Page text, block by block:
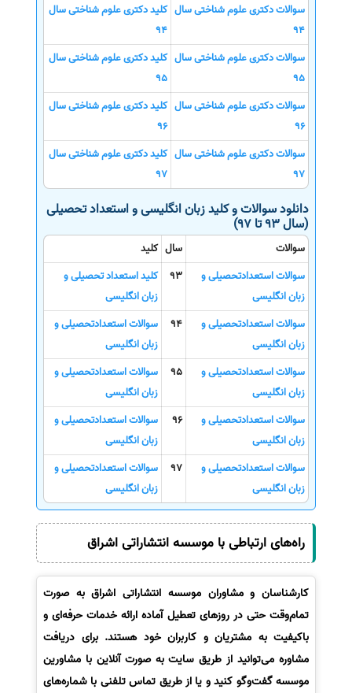
سوالات دکتری علوم شناختی سال
94
کلید دکتری علوم شناختی سال
94
سوالات دکتری علوم شناختی سال
95
کلید دکتری علوم شناختی سال
95
سوالات دکتری علوم شناختی سال
96
کلید دکتری علوم شناختی سال
96
سوالات دکتری علوم شناختی سال
97
کلید دکتری علوم شناختی سال
97
دانلود سوالات و کلید زبان انگلیسی و استعداد تحصیلی
(سال 93 تا 97)
سوالات سال کلید
سوالات استعدادتحصیلی و
زبان انگلیسی
93
کلید استعداد تحصیلی و
زبان انگلیسی
سوالات استعدادتحصیلی و
زبان انگلیسی
94
سوالات استعدادتحصیلی و
زبان انگلیسی
سوالات استعدادتحصیلی و
زبان انگلیسی
95
سوالات استعدادتحصیلی و
زبان انگلیسی
سوالات استعدادتحصیلی و
زبان انگلیسی
96
سوالات استعدادتحصیلی و
زبان انگلیسی
سوالات استعدادتحصیلی و
زبان انگلیسی
97
سوالات استعدادتحصیلی و
زبان انگلیسی
راه‌های ارتباطی با موسسه انتشاراتی اشراق
کارشناسان و مشاوران موسسه انتشاراتی اشراق به صورت
تمام‌وقت حتی در روزهای تعطیل آماده ارائه خدمات حرفه‌ای و
باکیفیت به مشتریان و کاربران خود هستند. برای دریافت
مشاوره می‌توانید از طریق سایت به صورت آنلاین با مشاورین
موسسه گفت‌وگو کنید و یا از طریق تماس تلفنی با شماره‌های